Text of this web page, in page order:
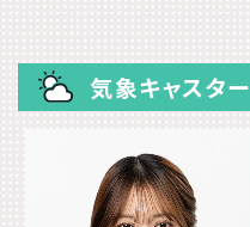
気象キャスター